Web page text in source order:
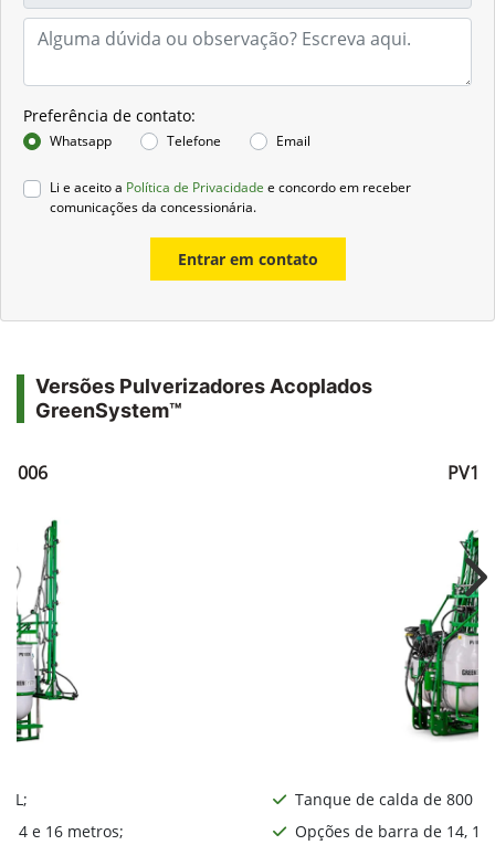
Preferência de contato:
Whatsapp Telefone Email
Li e aceito a Política de Privacidade e concordo em receber
comunicações da concessionária.
Entrar em contato
Versões Pulverizadores Acoplados
GreenSystem™
L;
14 e 16 metros;
Tanque de calda de 800 L;
Opções de barra de 14,